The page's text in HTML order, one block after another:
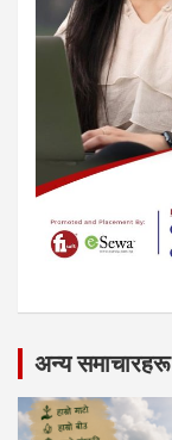
अन्य समाचारहरू